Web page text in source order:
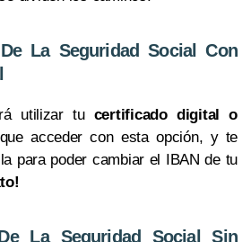
La Seguridad Social Con
utilizar tu certificado digital o
acceder con esta opción, y te
para poder cambiar el IBAN de tu
La Seguridad Social Sin